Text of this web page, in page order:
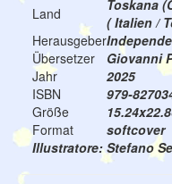
Land
Toskana
( Italien /
Herausgeber
Übersetzer
Giovanni
Jahr
2025
ISBN
979-
Größe
Format
softcover
Illustratore: Stefano